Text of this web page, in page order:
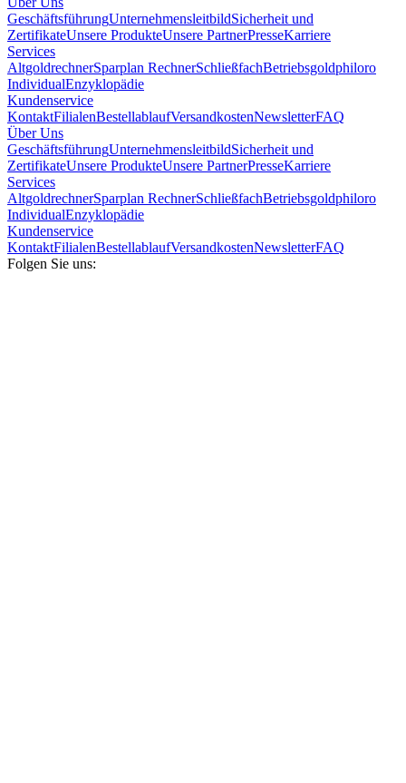
GeschäftsführungUnternehmensleitbildSicherheit und
ZertifikateUnsere ProdukteUnsere PartnerPresseKarriere
Services
AltgoldrechnerSparplan RechnerSchließfachBetriebsgoldphiloro
IndividualEnzyklopädie
Kundenservice
KontaktFilialenBestellablaufVersandkostenNewsletterFAQ
Über Uns
GeschäftsführungUnternehmensleitbildSicherheit und
ZertifikateUnsere ProdukteUnsere PartnerPresseKarriere
Services
AltgoldrechnerSparplan RechnerSchließfachBetriebsgoldphiloro
IndividualEnzyklopädie
Kundenservice
KontaktFilialenBestellablaufVersandkostenNewsletterFAQ
Folgen Sie uns: